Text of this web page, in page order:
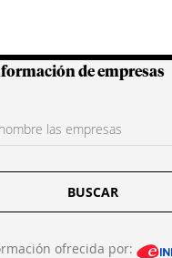
de empresas
BUSCAR
ofrecida por: